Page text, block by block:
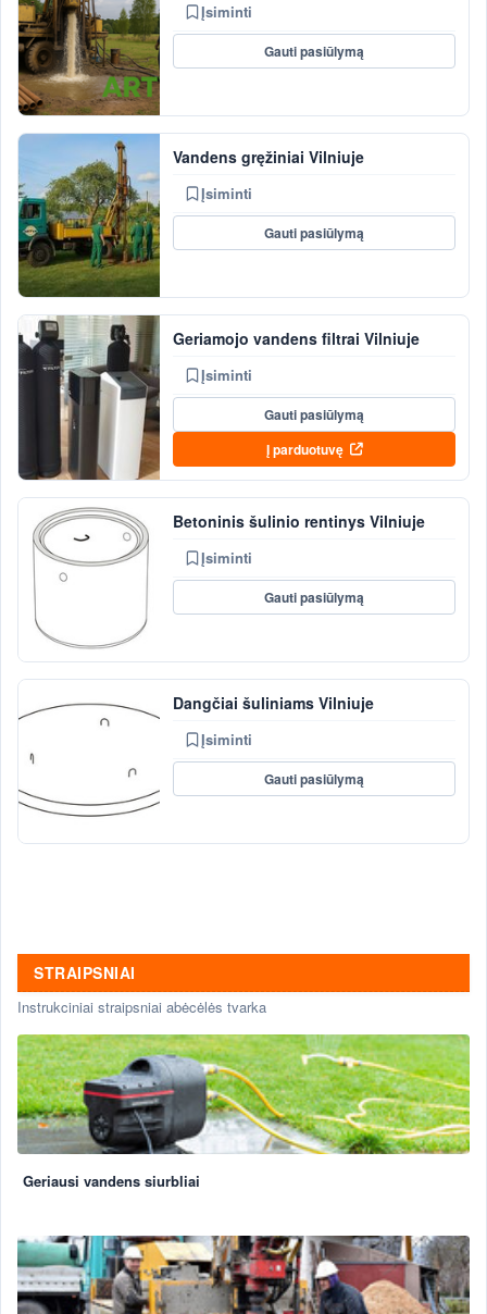
Įsiminti
Gauti pasiūlymą
Vandens gręžiniai Vilniuje
Įsiminti
Gauti pasiūlymą
Geriamojo vandens filtrai Vilniuje
Įsiminti
Gauti pasiūlymą
Į parduotuvę
Betoninis šulinio rentinys Vilniuje
Įsiminti
Gauti pasiūlymą
Dangčiai šuliniams Vilniuje
Įsiminti
Gauti pasiūlymą
STRAIPSNIAI
Instrukciniai straipsniai abėcėlės tvarka
Geriausi vandens siurbliai